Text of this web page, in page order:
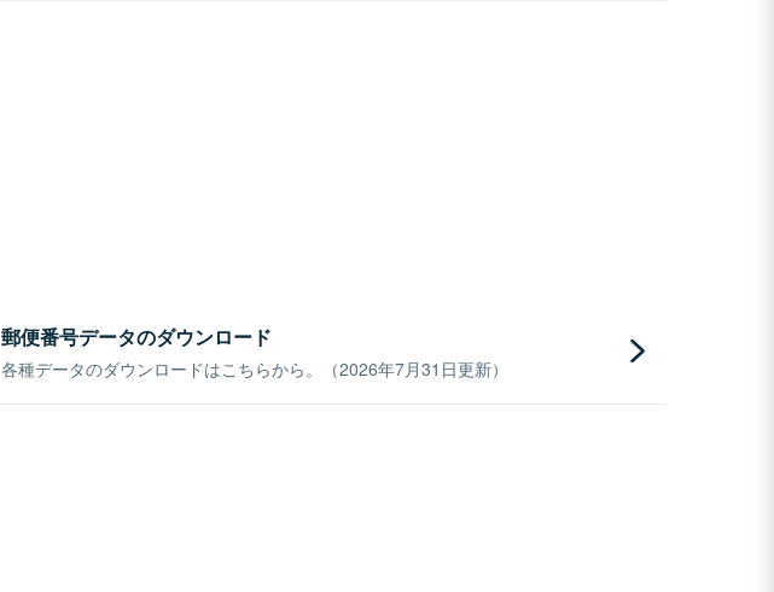
郵便番号データのダウンロード
各種データのダウンロードはこちらから。（2026年7月31日更新）